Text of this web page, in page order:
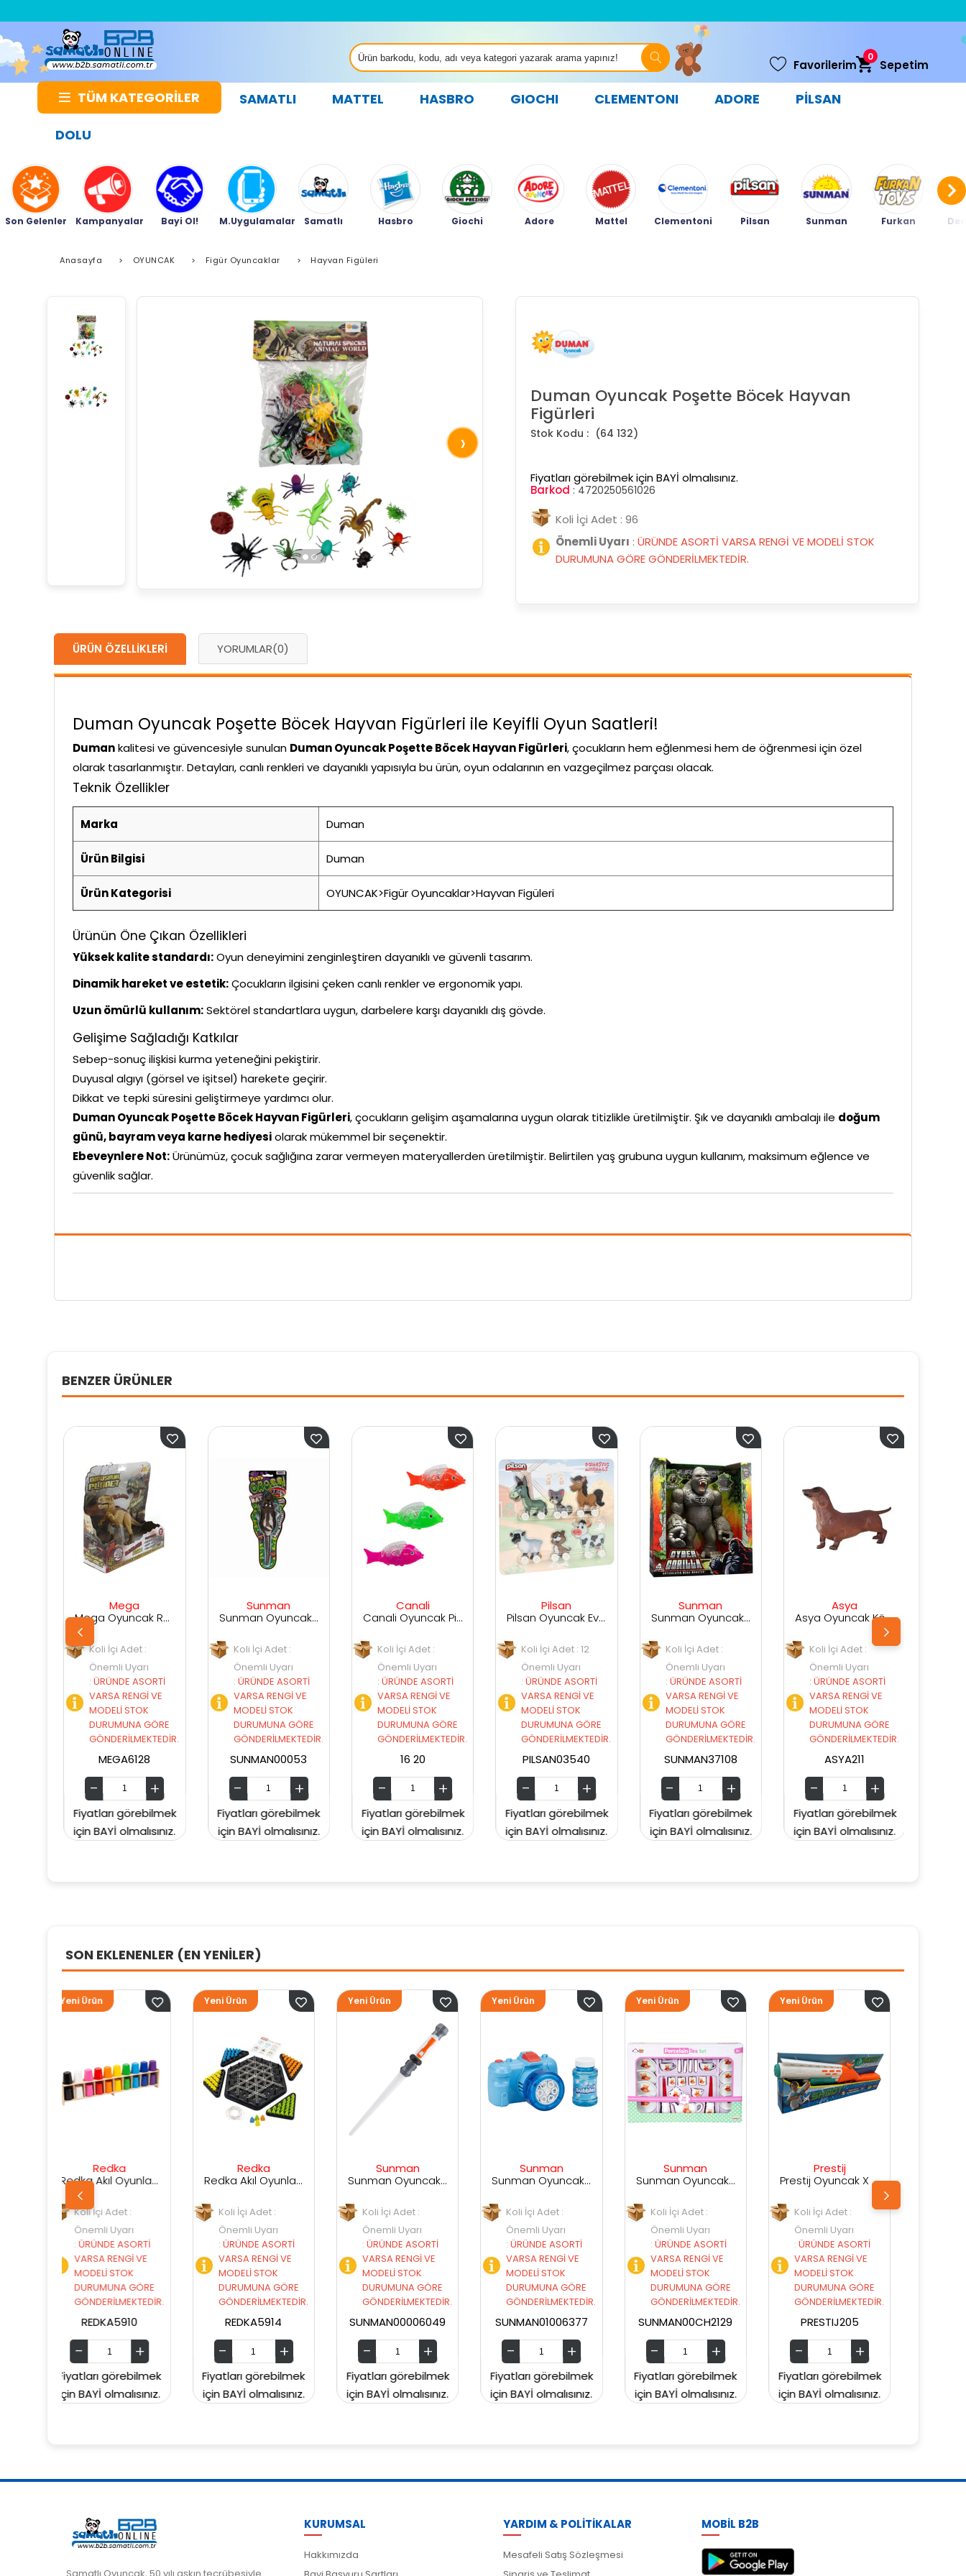
Sepetim
0
TÜM KATEGORİLER SAMATLI MATTEL HASBRO GIOCHI CLEMENTONI ADORE
PİLSAN
DOLU
Favorilerim
Son Gelenler Kampanyalar Bayi Ol! M.Uygulamalar Samatlı Hasbro Giochi Adore Mattel Clementoni Pilsan Sunman Furkan
Anasayfa > OYUNCAK > Figür Oyuncaklar > Hayvan Figüleri
›
Duman Oyuncak Poşette Böcek Hayvan
Figürleri
(64 132)
Fiyatları görebilmek için BAYİ olmalısınız.
Barkod : 4720250561026
Koli İçi Adet : 96
Önemli Uyarı : ÜRÜNDE ASORTİ VARSA RENGİ VE MODELİ STOK
DURUMUNA GÖRE GÖNDERİLMEKTEDİR.
ÜRÜN ÖZELLIKLERI YORUMLAR(0)
Duman Oyuncak Poşette Böcek Hayvan Figürleri ile Keyifli Oyun Saatleri!
Dumankalitesi ve güvencesiyle sunulan Duman Oyuncak Poşette Böcek Hayvan Figürleri, çocukların hem eğlenmesi hem de öğrenmesi için özel
olarak tasarlanmıştır. Detayları, canlı renkleri ve dayanıklı yapısıyla bu ürün, oyun odalarının en vazgeçilmez parçası olacak.
Teknik Özellikler
Marka Duman
Ürün Bilgisi Duman
Ürün Kategorisi OYUNCAK>Figür Oyuncaklar>Hayvan Figüleri
Ürünün Öne Çıkan Özellikleri
Yüksek kalite standardı:Oyun deneyimini zenginleştiren dayanıklı ve güvenli tasarım.
Dinamik hareket ve estetik:Çocukların ilgisini çeken canlı renkler ve ergonomik yapı.
Uzun ömürlü kullanım:Sektörel standartlara uygun, darbelere karşı dayanıklı dış gövde.
Gelişime Sağladığı Katkılar
Sebep-sonuç ilişkisi kurma yeteneğini pekiştirir.
Duyusal algıyı (görsel ve işitsel) harekete geçirir.
Dikkat ve tepki süresini geliştirmeye yardımcı olur.
Duman Oyuncak Poşette Böcek Hayvan Figürleri, çocukların gelişim aşamalarına uygun olarak titizlikle üretilmiştir. Şık ve dayanıklı ambalajı ile doğum
günü, bayram veya karne hediyesiolarak mükemmel bir seçenektir.
Ebeveynlere Not:Ürünümüz, çocuk sağlığına zarar vermeyen materyallerden üretilmiştir. Belirtilen yaş grubuna uygun kullanım, maksimum eğlence ve
güvenlik sağlar.
BENZER ÜRÜNLER
Mega Oyuncak Rs6128 Sesli Işıklı Dinazor
Koli İçi Adet :
ÜRÜNDE ASORTİ
VARSA RENGİ VE
MODELİ STOK
DURUMUNA GÖRE
GÖNDERİLMEKTEDİR.
Fiyatları görebilmek
için BAYİ olmalısınız.
Sunman Oyuncak Süper Esnek Fare
Koli İçi Adet :
:
ÜRÜNDE ASORTİ
VARSA RENGİ VE
MODELİ STOK
DURUMUNA GÖRE
GÖNDERİLMEKTEDİR.
SUNMAN00053
Fiyatları görebilmek
için BAYİ olmalısınız.
Canali Oyuncak Pilli Işıklı Balık CNL-7777
Koli İçi Adet :
:
ÜRÜNDE ASORTİ
VARSA RENGİ VE
MODELİ STOK
DURUMUNA GÖRE
GÖNDERİLMEKTEDİR.
Fiyatları görebilmek
için BAYİ olmalısınız.
Pilsan Oyuncak Evcil Hayvanlar 03540
Koli İçi Adet : 12
:
ÜRÜNDE ASORTİ
VARSA RENGİ VE
MODELİ STOK
DURUMUNA GÖRE
GÖNDERİLMEKTEDİR.
Fiyatları görebilmek
için BAYİ olmalısınız.
Sunman Oyuncak Jurassic Clash Cyber Gorilla 27 Cm 37108
Koli İçi Adet :
:
ÜRÜNDE ASORTİ
VARSA RENGİ VE
MODELİ STOK
DURUMUNA GÖRE
GÖNDERİLMEKTEDİR.
SUNMAN37108
Fiyatları görebilmek
için BAYİ olmalısınız.
Asya Oyuncak Köpekler 6 Ass.21616-e014
Koli İçi Adet :
:
ÜRÜNDE ASORTİ
VARSA RENGİ VE
MODELİ STOK
DURUMUNA GÖRE
GÖNDERİLMEKTEDİR.
Fiyatları görebilmek
için BAYİ olmalısınız.
Koli İçi Adet :
:
DURUMUNA GÖRE
Fiyatları
için BAYİ
SON EKLENENLER (EN YENİLER)
Koli İçi Adet :
Önemli Uyarı
:ÜRÜNDE ASORTİ
VARSA RENGİ VE
MODELİ STOK
DURUMUNA GÖRE
GÖNDERİLMEKTEDİR.
REDKA5914
Yeni Ürün
Fiyatları görebilmek
için BAYİ olmalısınız.
Koli İçi Adet :
Önemli Uyarı
: ÜRÜNDE ASORTİ
VARSA RENGİ VE
MODELİ STOK
DURUMUNA GÖRE
GÖNDERİLMEKTEDİR.
SUNMAN00006049
Yeni Ürün
Fiyatları görebilmek
için BAYİ olmalısınız.
Sunman
Koli İçi Adet :
Önemli Uyarı
:ÜRÜNDE ASORTİ
VARSA RENGİ VE
MODELİ STOK
DURUMUNA GÖRE
GÖNDERİLMEKTEDİR.
SUNMAN01006377
Yeni Ürün
Fiyatları görebilmek
için BAYİ olmalısınız.
Sunman
Koli İçi Adet :
Önemli Uyarı
:ÜRÜNDE ASORTİ
VARSA RENGİ VE
MODELİ STOK
DURUMUNA GÖRE
GÖNDERİLMEKTEDİR.
SUNMAN00CH2129
Yeni Ürün
Fiyatları görebilmek
için BAYİ olmalısınız.
Koli İçi Adet :
Önemli Uyarı
: ÜRÜNDE ASORTİ
VARSA RENGİ VE
MODELİ STOK
DURUMUNA GÖRE
GÖNDERİLMEKTEDİR.
PRESTIJ205
Yeni Ürün
Fiyatları görebilmek
için BAYİ olmalısınız.
Koli İçi Adet :
Önemli Uyarı
:ÜRÜNDE ASORTİ
VARSA RENGİ VE
MODELİ STOK
DURUMUNA GÖRE
GÖNDERİLMEKTEDİR.
PRESTIJ203
Yeni Ürün
Fiyatları görebilmek
için BAYİ olmalısınız.
KURUMSAL
Hakkımızda
YARDIM & POLİTİKALAR
Mesafeli Satış Sözleşmesi
MOBİL B2B